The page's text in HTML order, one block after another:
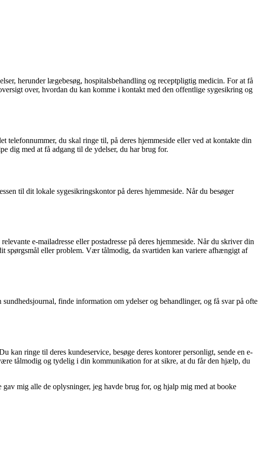
herunder lægebesøg, hospitalsbehandling og receptpligtig medicin. For at få
over, hvordan du kan komme i kontakt med den offentlige sygesikring og
telefonnummer, du skal ringe til, på deres hjemmeside eller ved at kontakte din
dig med at få adgang til de ydelser, du har brug for.
til dit lokale sygesikringskontor på deres hjemmeside. Når du besøger
e-mailadresse eller postadresse på deres hjemmeside. Når du skriver din
spørgsmål eller problem. Vær tålmodig, da svartiden kan variere afhængigt af
finde information om ydelser og behandlinger, og få svar på ofte
kan ringe til deres kundeservice, besøge deres kontorer personligt, sende en e-
tålmodig og tydelig i din kommunikation for at sikre, at du får den hjælp, du
mig alle de oplysninger, jeg havde brug for, og hjalp mig med at booke